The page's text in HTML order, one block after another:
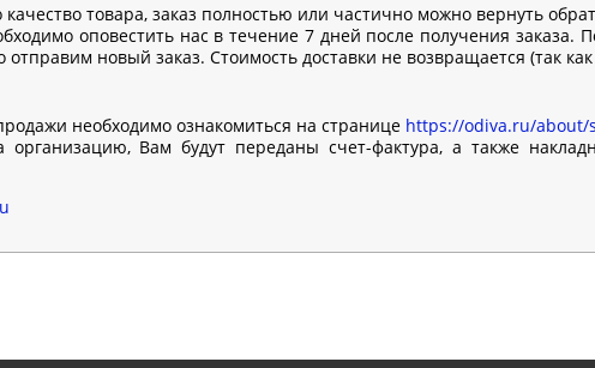
качество товара, заказ полностью или частично можно вернуть
оповестить нас в течение 7 дней после получения заказа.
новый заказ. Стоимость доставки не возвращается (так как
необходимо ознакомиться на странице https://odiva.ru/about/
Вам будут переданы счет-фактура, а также